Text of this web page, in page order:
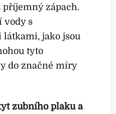
zápach.
vody s
jako jsou
tyto
do značné míry
zubního plaku a